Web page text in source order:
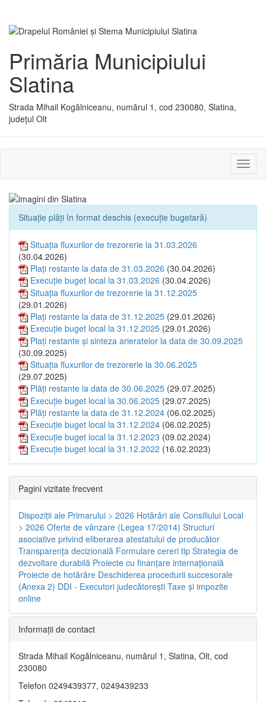
Primăria Municipiului
Slatina
Strada Mihail Kogălniceanu, numărul 1, cod 230080, Slatina,
județul Olt
sau
Situație plăți în format deschis (execuție bugetară)
Situația fluxurilor de trezorerie la 31.03.2026
(30.04.2026)
Plați restante la data de 31.03.2026 (30.04.2026)
Execuție buget local la 31.03.2026 (30.04.2026)
Situația fluxurilor de trezorerie la 31.12.2025
(29.01.2026)
Plați restante la data de 31.12.2025 (29.01.2026)
Execuție buget local la 31.12.2025 (29.01.2026)
Plați restante și sinteza arieratelor la data de 30.09.2025
(30.09.2025)
Situația fluxurilor de trezorerie la 30.06.2025
(29.07.2025)
Plăți restante la data de 30.06.2025 (29.07.2025)
Execuție buget local la 30.06.2025 (29.07.2025)
Plăți restante la data de 31.12.2024 (06.02.2025)
Execuție buget local la 31.12.2024 (06.02.2025)
Execuție buget local la 31.12.2023 (09.02.2024)
Execuție buget local la 31.12.2022 (16.02.2023)
Pagini vizitate frecvent
Dispoziţii ale Primarului > 2026 Hotărâri ale Consiliului Local
> 2026 Oferte de vânzare (Legea 17/2014) Structuri
asociative privind eliberarea atestatului de producător
Transparenţa decizională Formulare cereri tip Strategia de
dezvoltare durabilă Proiecte cu finanţare internaţională
Proiecte de hotărâre Deschiderea procedurii succesorale
(Anexa 2) DDI - Executori judecătorești Taxe şi impozite
online
Informaţii de contact
Strada Mihail Kogălniceanu, numărul 1, Slatina, Olt, cod
230080
Telefon 0249439377, 0249439233